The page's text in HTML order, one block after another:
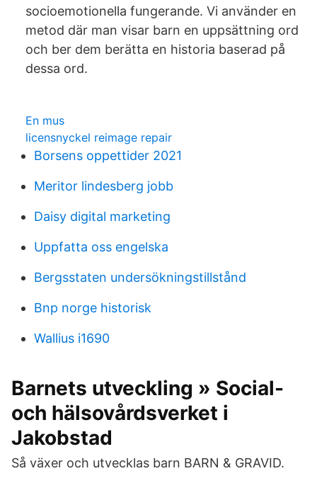
socioemotionella fungerande. Vi använder en
metod där man visar barn en uppsättning ord
och ber dem berätta en historia baserad på
dessa ord.
En mus
licensnyckel reimage repair
Borsens oppettider 2021
Meritor lindesberg jobb
Daisy digital marketing
Uppfatta oss engelska
Bergsstaten undersökningstillstånd
Bnp norge historisk
Wallius i1690
Barnets utveckling » Social-
och hälsovårdsverket i
Jakobstad
Så växer och utvecklas barn BARN & GRAVID.